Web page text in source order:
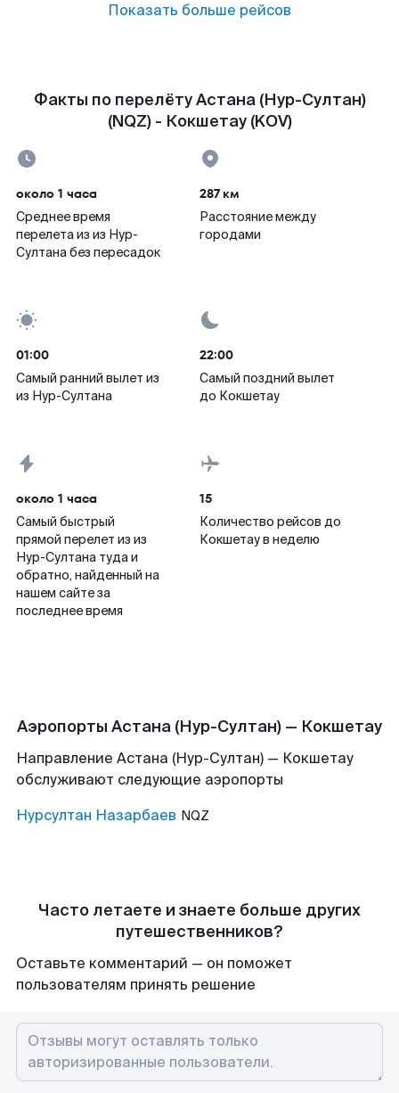
Показать больше рейсов
Факты по перелёту Астана (Нур-Султан)
(NQZ) - Кокшетау (KOV)
около 1 часа
Среднее время
перелета из из Нур-
Султана без пересадок
287 км
Расстояние между
городами
01:00
Самый ранний вылет из
из Нур-Султана
22:00
Самый поздний вылет
до Кокшетау
около 1 часа
Самый быстрый
прямой перелет из из
Нур-Султана туда и
обратно, найденный на
нашем сайте за
последнее время
15
Количество рейсов до
Кокшетау в неделю
Аэропорты Астана (Нур-Султан) — Кокшетау
Направление Астана (Нур-Султан) — Кокшетау
обслуживают следующие аэропорты
Нурсултан Назарбаев NQZ
Часто летаете и знаете больше других
путешественников?
Оставьте комментарий — он поможет
пользователям принять решение